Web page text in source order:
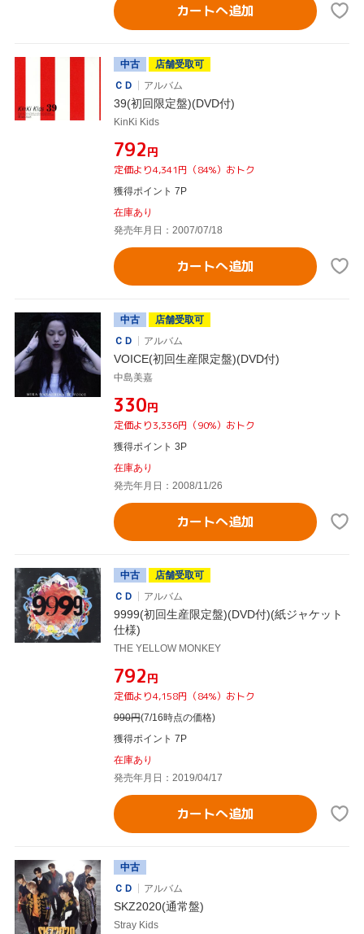
カートへ追加
中古
店舗受取可
ＣＤ
アルバム
39(初回限定盤)(DVD付)
KinKi Kids
¥792円
定価より4,341円（84%）おトク
獲得ポイント 7P
在庫あり
発売年月日：2007/07/18
カートへ追加
中古
店舗受取可
ＣＤ
アルバム
VOICE(初回生産限定盤)(DVD付)
中島美嘉
¥330円
定価より3,336円（90%）おトク
獲得ポイント 3P
在庫あり
発売年月日：2008/11/26
カートへ追加
中古
店舗受取可
ＣＤ
アルバム
9999(初回生産限定盤)(DVD付)(紙ジャケット
仕様)
THE YELLOW MONKEY
¥792円
定価より4,158円（84%）おトク
990円(7/16時点の価格)
獲得ポイント 7P
在庫あり
発売年月日：2019/04/17
カートへ追加
中古
ＣＤ
アルバム
SKZ2020(通常盤)
Stray Kids